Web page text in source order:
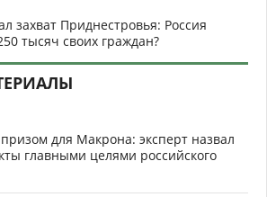
захват Приднестровья: Россия
тысяч своих граждан?
для Макрона: эксперт назвал
главными целями российского